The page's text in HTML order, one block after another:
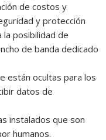
de costos y
y protección
la posibilidad de
de banda dedicado
están ocultas para los
datos de
instalados que son
humanos.